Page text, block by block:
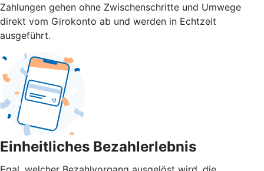
Zahlungen gehen ohne Zwischenschritte und Umwege
direkt vom Girokonto ab und werden in Echtzeit
ausgeführt.
Einheitliches Bezahlerlebnis